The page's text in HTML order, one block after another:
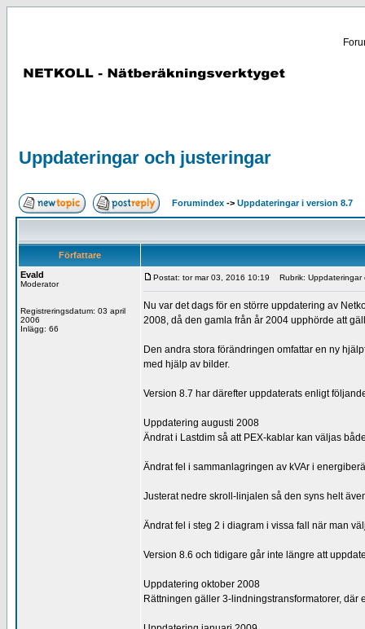
Uppdateringar och justeringar
Forumindex -> Uppdateringar i version 8.7
Författare
Evald
Moderator
Registreringsdatum: 03 april
2006
Inlägg: 66
Postat: tor mar 03, 2016 10:19 Rubrik: Uppdateringar
Nu var det dags för en större uppdatering av
2008, då den gamla från år 2004 upphörde att
Den andra stora förändringen omfattar en ny
med hjälp av bilder.
Version 8.7 har därefter uppdaterats enligt
Uppdatering augusti 2008
Ändrat i Lastdim så att PEX-kablar kan väljas
Ändrat fel i sammanlagringen av kVAr i
Justerat nedre skroll-linjalen så den syns helt
Ändrat fel i steg 2 i diagram i vissa fall när man
Version 8.6 och tidigare går inte längre att
Uppdatering oktober 2008
Rättningen gäller 3-lindningstransformatorer,